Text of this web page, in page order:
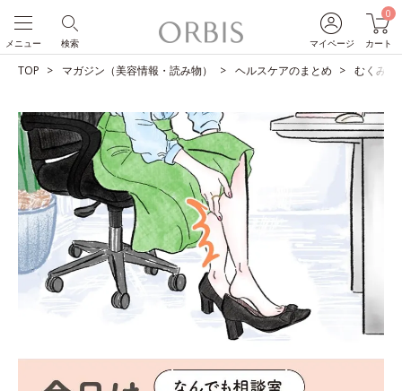
マイページ
0
カート
検索
メニュー
TOP マガジン（美容情報・読み物） ヘルスケアのまとめ むくみを